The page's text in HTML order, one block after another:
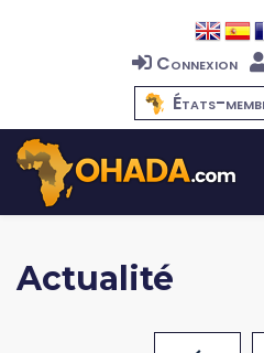
Connexion
États-
Actualité